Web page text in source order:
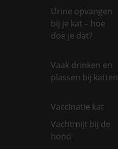
Urine opvangen
bij je kat – hoe
doe je dat?
Vaak drinken en
plassen bij katten
Vaccinatie kat
Vachtmijt bij de
hond